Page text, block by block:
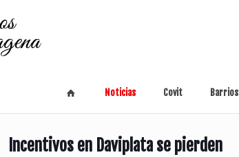
Noticias Covit Barrios
Incentivos en Daviplata se pierden